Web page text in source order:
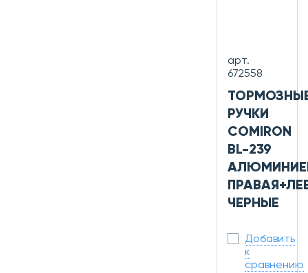
арт.
672558
РУЧКИ
COMIRON
BL-239
ЧЕРНЫЕ
Добавить
к
сравнению